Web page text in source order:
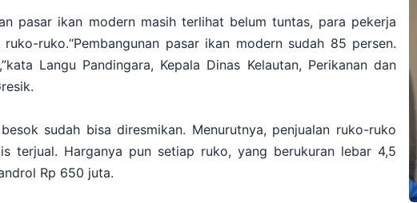
pasar ikan modern masih terlihat belum tuntas, para pekerja
ruko.“Pembangunan pasar ikan modern sudah 85 persen.
Langu Pandingara, Kepala Dinas Kelautan, Perikanan dan
sudah bisa diresmikan. Menurutnya, penjualan ruko-ruko
terjual. Harganya pun setiap ruko, yang berukuran lebar 4,5
Rp 650 juta.